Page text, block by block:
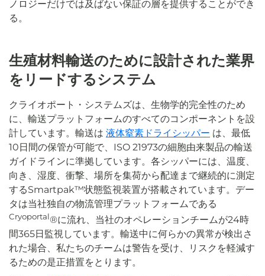
ノロジーだけでは及ばない保証の層を提供することができ
る。
生殖材料輸送のために設計された業界
をリードするシステム
クライオポート・システムズは、生物学的完全性のため
に、輸送プラットフォームのすべてのコンポーネントを設
計しています。輸送は 液体窒素ドライシッパー は、最低
10日間の保管が可能で、ISO 21973の細胞由来製品の輸送
ガイドラインに準拠しています。各シッパーには、温度、
向き、湿度、衝撃、場所を集荷から配達まで継続的に測定
するSmartpak™状態監視装置が搭載されています。デー
タは当社独自の物流管理プラットフォームである
Cryoportal®に流れ、当社のオペレーションチームが24時
間365日監視しています。輸送中に何らかの異常が検出さ
れた場合、私たちのチームは警告を受け、リスクを軽減す
るための是正措置をとります。